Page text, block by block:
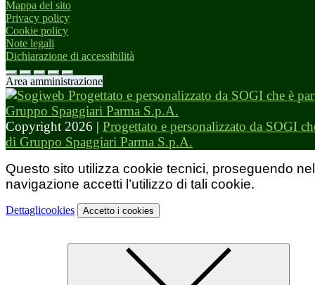
Mappa del sito
Privacy policy
Cookie policy
Note legali
Dichiarazione di accessibilità
Area amministrazione
Copyright 2026 | Progettato e personalizzato da SOGI
di Gruppo Spaggiari Parma S.p.A.
Questo sito utilizza cookie tecnici, proseguendo
navigazione accetti l’utilizzo di tali cookie.
Dettaglicookies Accetto i cookies